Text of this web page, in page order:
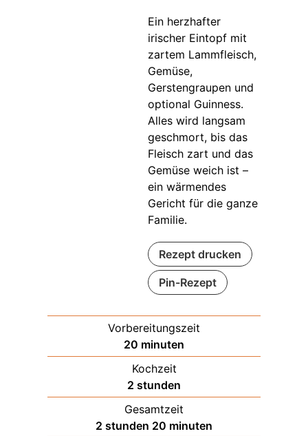
Ein herzhafter
irischer Eintopf mit
zartem Lammfleisch,
Gemüse,
Gerstengraupen und
optional Guinness.
Alles wird langsam
geschmort, bis das
Fleisch zart und das
Gemüse weich ist –
ein wärmendes
Gericht für die ganze
Familie.
Rezept drucken
Pin-Rezept
Vorbereitungszeit
20 minuten
minuten
Kochzeit
2 stunden
stunden
Gesamtzeit
2 stunden
stunden 20 minuten
minuten